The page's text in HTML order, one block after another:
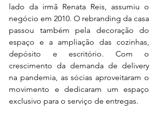
lado da irmã Renata Reis, assumiu o
negócio em 2010. O rebranding da casa
passou também pela decoração do
espaço e a ampliação das cozinhas,
depósito e escritório. Com o
crescimento da demanda de delivery
na pandemia, as sócias aproveitaram o
movimento e dedicaram um espaço
exclusivo para o serviço de entregas.